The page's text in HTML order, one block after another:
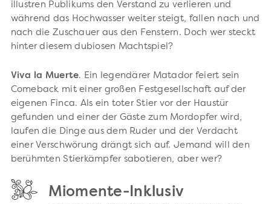
illustren Publikums den Verstand zu verlieren und
während das Hochwasser weiter steigt, fallen nach und
nach die Zuschauer aus den Fenstern. Doch wer steckt
hinter diesem dubiosen Machtspiel?
Viva la Muerte. Ein legendärer Matador feiert sein
Comeback mit einer großen Festgesellschaft auf der
eigenen Finca. Als ein toter Stier vor der Haustür
gefunden und einer der Gäste zum Mordopfer wird,
laufen die Dinge aus dem Ruder und der Verdacht
einer Verschwörung drängt sich auf. Jemand will den
berühmten Stierkämpfer sabotieren, aber wer?
Miomente-Inklusiv